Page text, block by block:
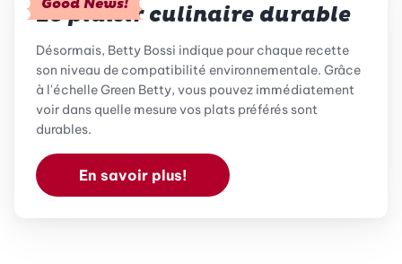
Le plaisir culinaire durable
Désormais, Betty Bossi indique pour chaque recette
son niveau de compatibilité environnementale. Grâce
à l'échelle Green Betty, vous pouvez immédiatement
voir dans quelle mesure vos plats préférés sont
durables.
En savoir plus!